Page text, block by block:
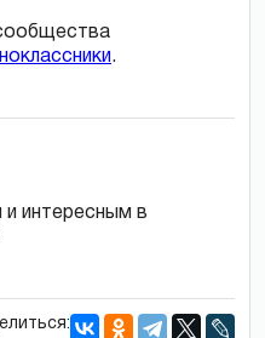
.
интересным в